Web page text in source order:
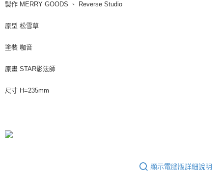
製作 MERRY GOODS 、 Reverse Studio
原型 松雪草
塗裝 咖音
原畫 STAR影法師
尺寸 H=235mm
顯示電腦版詳細說明